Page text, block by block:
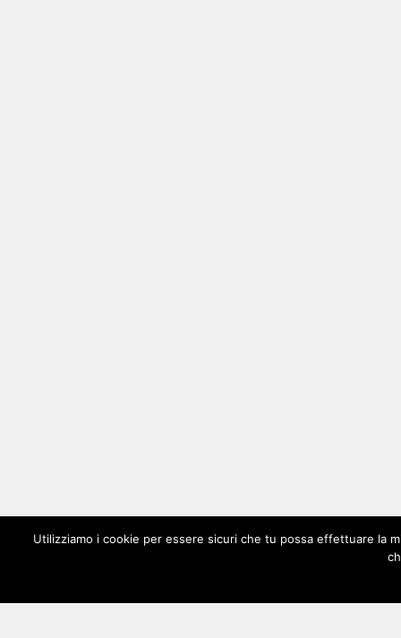
Utilizziamo i cookie per essere sicuri che tu possa effettuare la